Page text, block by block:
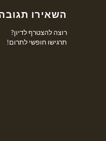
השאירו
רוצה להצטרף לדיון?
תרגישו חופשי לתרום!